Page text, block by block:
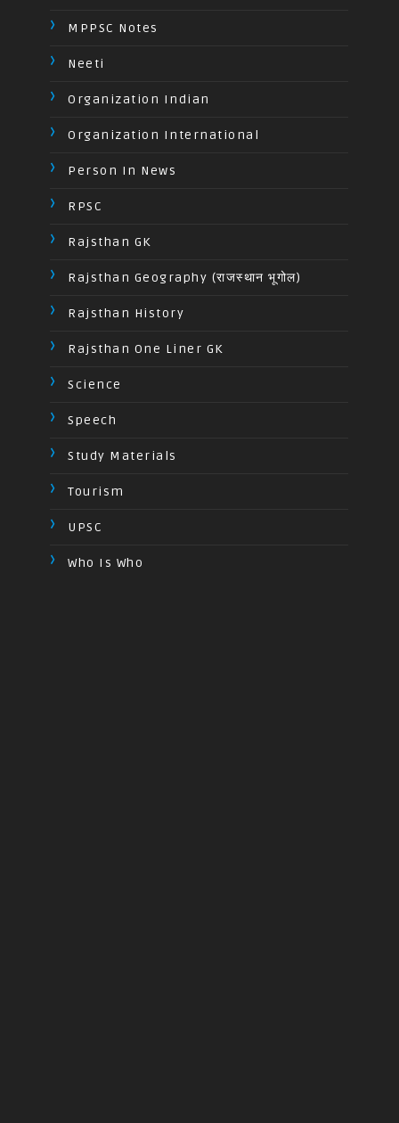
MPPSC Notes
Neeti
Organization Indian
Organization International
Person In News
RPSC
Rajsthan GK
Rajsthan Geography (राजस्थान भूगोल)
Rajsthan History
Rajsthan One Liner GK
Science
Speech
Study Materials
Tourism
UPSC
Who Is Who